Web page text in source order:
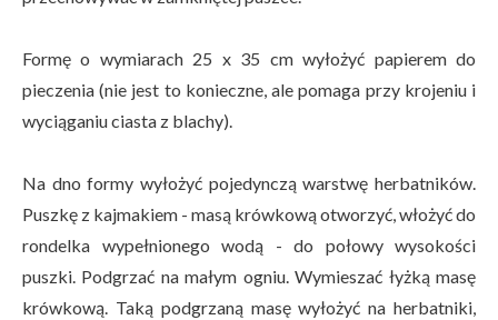
Formę o wymiarach 25 x 35 cm wyłożyć papierem do
pieczenia (nie jest to konieczne, ale pomaga przy krojeniu i
wyciąganiu ciasta z blachy).
Na dno formy wyłożyć pojedynczą warstwę herbatników.
Puszkę z kajmakiem - masą krówkową otworzyć, włożyć do
rondelka wypełnionego wodą - do połowy wysokości
puszki. Podgrzać na małym ogniu. Wymieszać łyżką masę
krówkową. Taką podgrzaną masę wyłożyć na herbatniki,